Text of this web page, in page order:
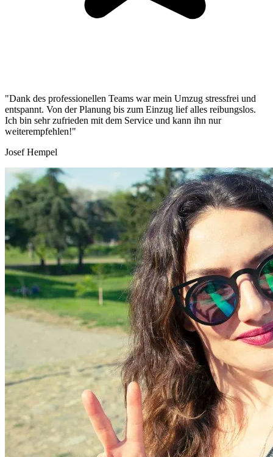
"Dank des professionellen Teams war mein Umzug stressfrei und
entspannt. Von der Planung bis zum Einzug lief alles reibungslos.
Ich bin sehr zufrieden mit dem Service und kann ihn nur
weiterempfehlen!"
Josef Hempel